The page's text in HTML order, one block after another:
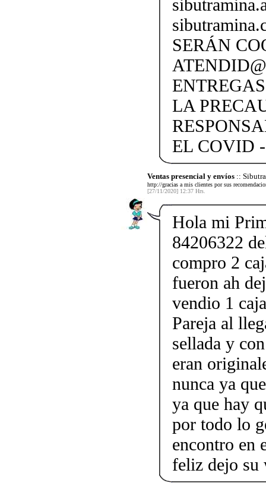
SERÁN
LA
EL COVID
Ventas presencial y envíos ::
http://gracias a mis clientes por sus
[27/11/2020] 12:37 Hrs.
Hola mi
84206322
compro 2
fueron ah
vendio 1
Pareja al
sellada y
eran
nunca ya
ya que hay
por todo lo
encontro en
feliz dejo su